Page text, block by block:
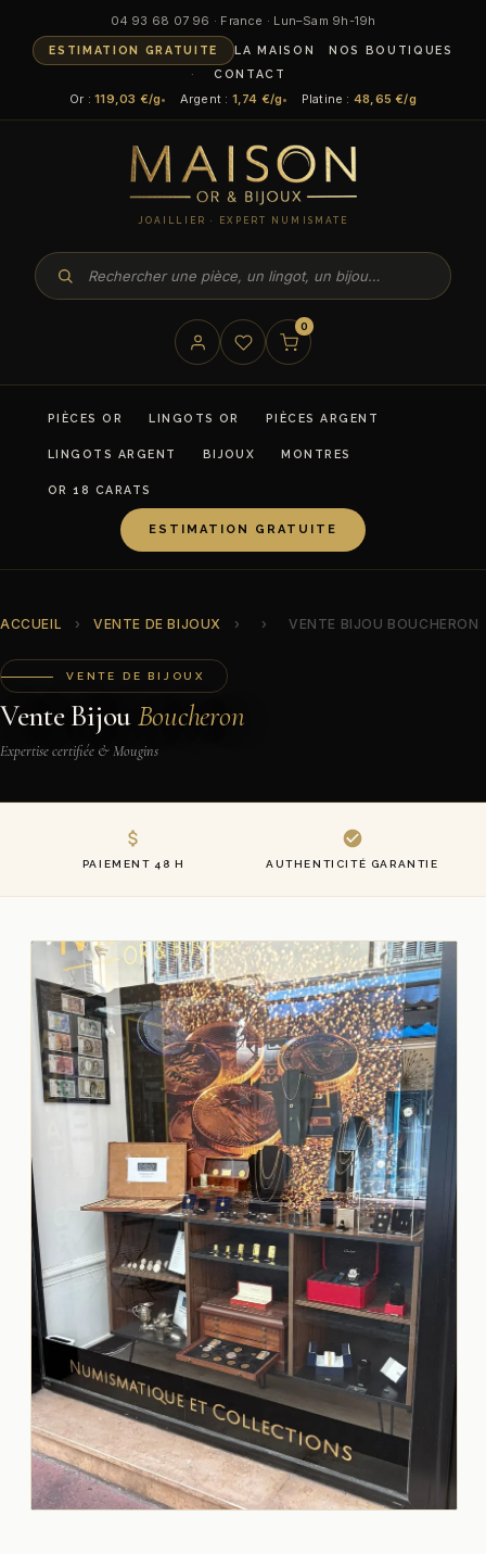
04 93 68 07 96 · France · Lun–Sam 9h-19h
ESTIMATION GRATUITE LA MAISON
NOS BOUTIQUES
CONTACT
Or :119,03 €/g Argent : 1,74 €/g Platine : 48,65 €/g
JOAILLIER · EXPERT NUMISMATE
0
PIÈCES OR LINGOTS OR PIÈCES ARGENT
LINGOTS ARGENT BIJOUX MONTRES
OR 18 CARATS
ESTIMATION GRATUITE
ACCUEIL › VENTE DE BIJOUX › › VENTE BIJOU BOUCHERON
VENTE DE BIJOUX
Vente BijouBoucheron
Expertise certifiée & Mougins
PAIEMENT 48 H AUTHENTICITÉ GARANTIE